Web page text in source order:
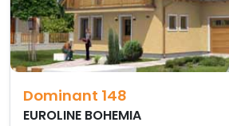
Dominant 148
EUROLINE BOHEMIA